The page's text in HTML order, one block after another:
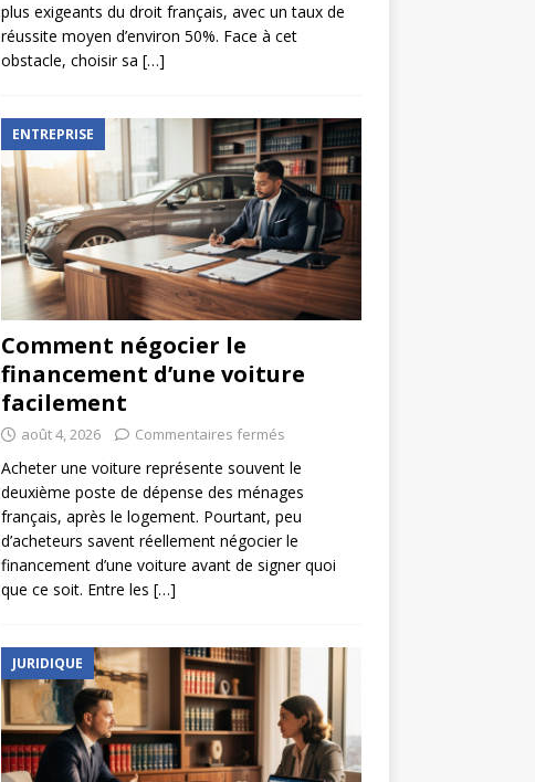
plus exigeants du droit français, avec un taux de
réussite moyen d’environ 50%. Face à cet
obstacle, choisir sa […]
ENTREPRISE
Comment négocier le
financement d’une voiture
facilement
août 4, 2026 Commentaires fermés
Acheter une voiture représente souvent le
deuxième poste de dépense des ménages
français, après le logement. Pourtant, peu
d’acheteurs savent réellement négocier le
financement d’une voiture avant de signer quoi
que ce soit. Entre les […]
JURIDIQUE